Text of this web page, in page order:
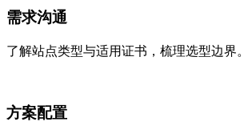
需求沟通
了解站点类型与适用证书，梳理选型边界。
方案配置